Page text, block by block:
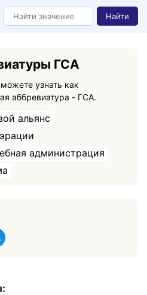
Найти
ГСА
узнать как
расшифровывается данная аббревиатура - ГСА.
альянс
администрация